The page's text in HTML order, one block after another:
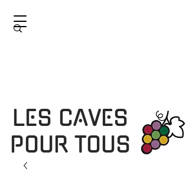
LES CAVES
POUR TOUS